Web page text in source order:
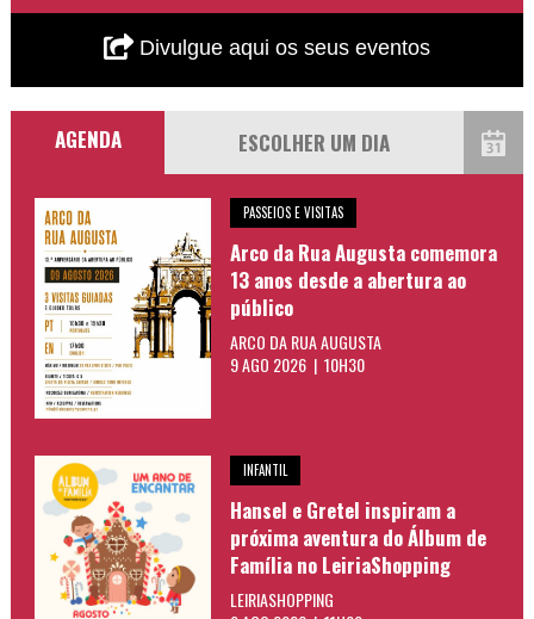
Divulgue aqui os seus eventos
AGENDA
PASSEIOS E VISITAS
Arco da Rua Augusta comemora
13 anos desde a abertura ao
público
ARCO DA RUA AUGUSTA
9 AGO 2026 | 10H30
INFANTIL
Hansel e Gretel inspiram a
próxima aventura do Álbum de
Família no LeiriaShopping
LEIRIASHOPPING